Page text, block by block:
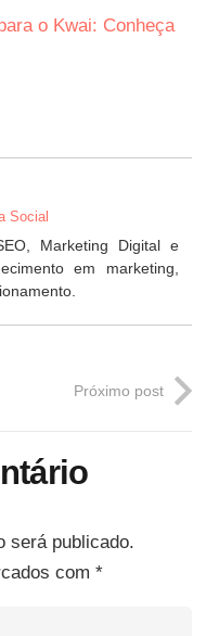
o Kwai: Conheça
Social
Marketing Digital e
em marketing,
Próximo post
será publicado.
com *